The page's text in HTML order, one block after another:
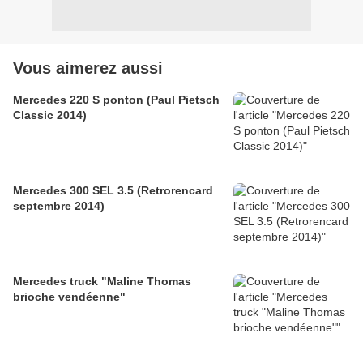
Vous aimerez aussi
Mercedes 220 S ponton (Paul Pietsch
Classic 2014)
Mercedes 300 SEL 3.5 (Retrorencard
septembre 2014)
Mercedes truck "Maline Thomas
brioche vendéenne"